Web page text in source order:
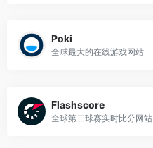
Poki
全球最大的在线游戏网站
Flashscore
全球第二球赛实时比分网站